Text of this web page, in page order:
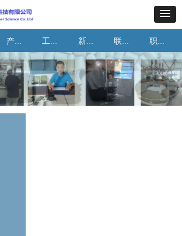
产品与应用 工艺与能力 新闻资讯 联系我们 职业机会